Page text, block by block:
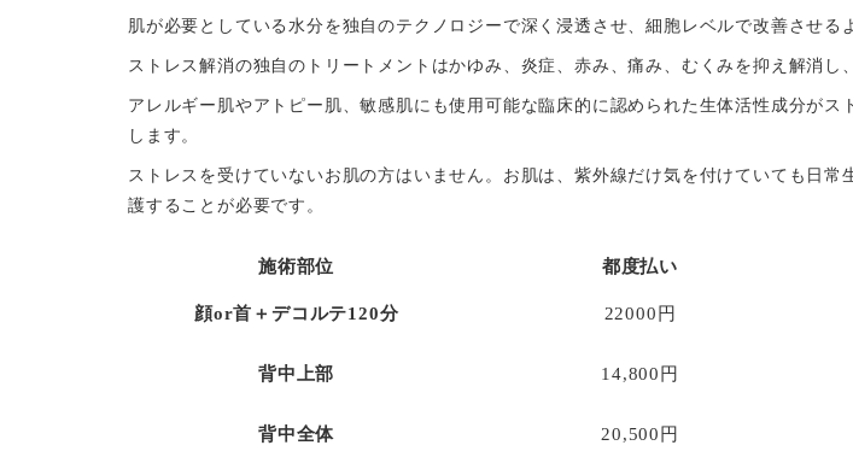
肌が必要としている水分を独自のテクノロジーで深く浸透させ、細胞レベルで改善させる
ストレス解消の独自のトリートメントはかゆみ、炎症、赤み、痛み、むくみを抑え解消し
アレルギー肌やアトピー肌、敏感肌にも使用可能な臨床的に認められた生体活性成分が
します。
ストレスを受けていないお肌の方はいません。お肌は、紫外線だけ気を付けていても日
護することが必要です。
施術部位 都度払い
顔or首＋デコルテ120分 22000円
背中上部 14,800円
背中全体 20,500円